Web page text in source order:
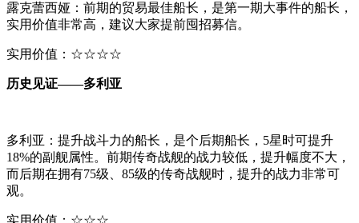
露克蕾西娅：前期的贸易最佳船长，是第一期大事件的船长，
实用价值非常高，建议大家提前囤招募信。
实用价值：☆☆☆☆
历史见证——多利亚
多利亚：提升战斗力的船长，是个后期船长，5星时可提升
18%的副舰属性。前期传奇战舰的战力较低，提升幅度不大，
而后期在拥有75级、85级的传奇战舰时，提升的战力非常可
观。